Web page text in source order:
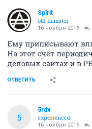
Spirit
old hamster
16 ноября 2016
Ему приписывают
На этот счёт
деловых сайтах и в
ОТВЕТИТЬ
5
5rdx
experienced
16 ноября 2016